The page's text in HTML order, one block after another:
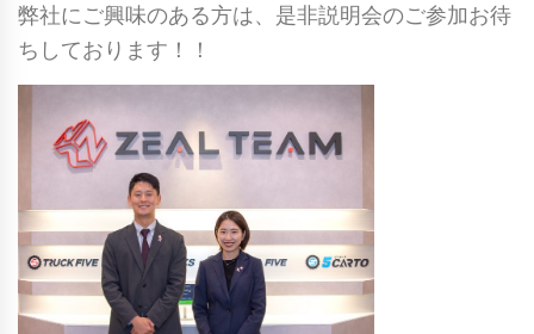
弊社にご興味のある方は、是非説明会のご参加お待
ちしております！！